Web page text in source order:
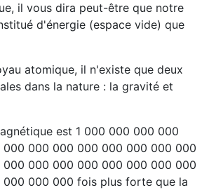
il vous dira peut-être que notre
d'énergie (espace vide) que
atomique, il n'existe que deux
dans la nature : la gravité et
est 1 000 000 000 000
000 000 000 000 000 000 000
000 000 000 000 000 000 000
000 000 fois plus forte que la